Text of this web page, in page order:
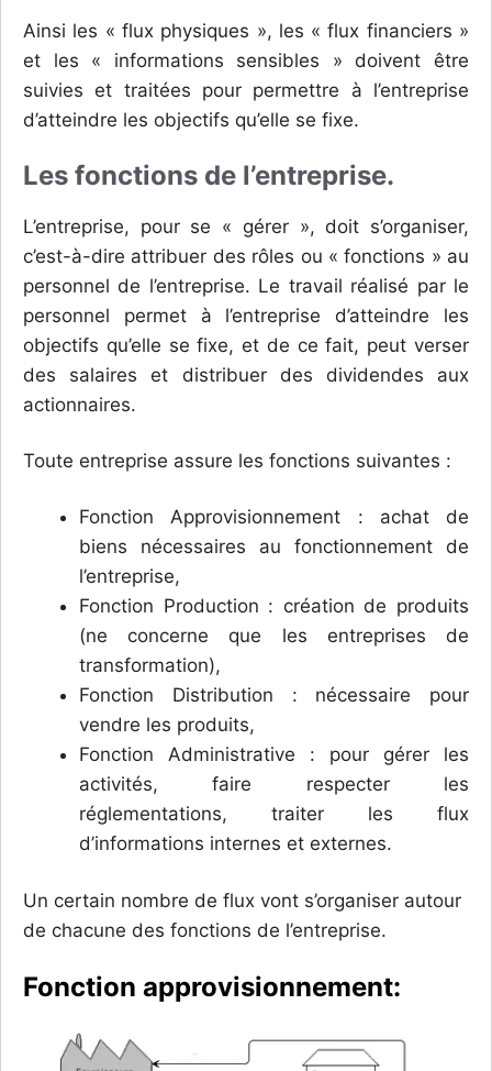
Ainsi les « flux physiques », les « flux financiers »
et les « informations sensibles » doivent être
suivies et traitées pour permettre à l’entreprise
d’atteindre les objectifs qu’elle se fixe.
Les fonctions de l’entreprise.
L’entreprise, pour se « gérer », doit s’organiser,
c’est-à-dire attribuer des rôles ou « fonctions » au
personnel de l’entreprise. Le travail réalisé par le
personnel permet à l’entreprise d’atteindre les
objectifs qu’elle se fixe, et de ce fait, peut verser
des salaires et distribuer des dividendes aux
actionnaires.
Toute entreprise assure les fonctions suivantes :
Fonction Approvisionnement : achat de
biens nécessaires au fonctionnement de
l’entreprise,
Fonction Production : création de produits
(ne concerne que les entreprises de
transformation),
Fonction Distribution : nécessaire pour
vendre les produits,
Fonction Administrative : pour gérer les
activités, faire respecter les
réglementations, traiter les flux
d’informations internes et externes.
Un certain nombre de flux vont s’organiser autour
de chacune des fonctions de l’entreprise.
Fonction approvisionnement: